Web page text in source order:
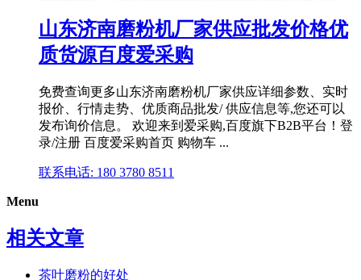
山东济南磨粉机厂家供应批发价格优
质货源百度爱采购
免费查询更多山东济南磨粉机厂家供应详细参数、实时
报价、行情走势、优质商品批发/ 供应信息等,您还可以
发布询价信息。 欢迎来到爱采购,百度旗下B2B平台！登
录/注册 百度爱采购首页 购物车 ...
联系电话: 180 3780 8511
Menu
相关文章
茶叶磨粉的好处